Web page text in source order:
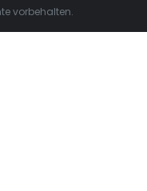
vorbehalten.